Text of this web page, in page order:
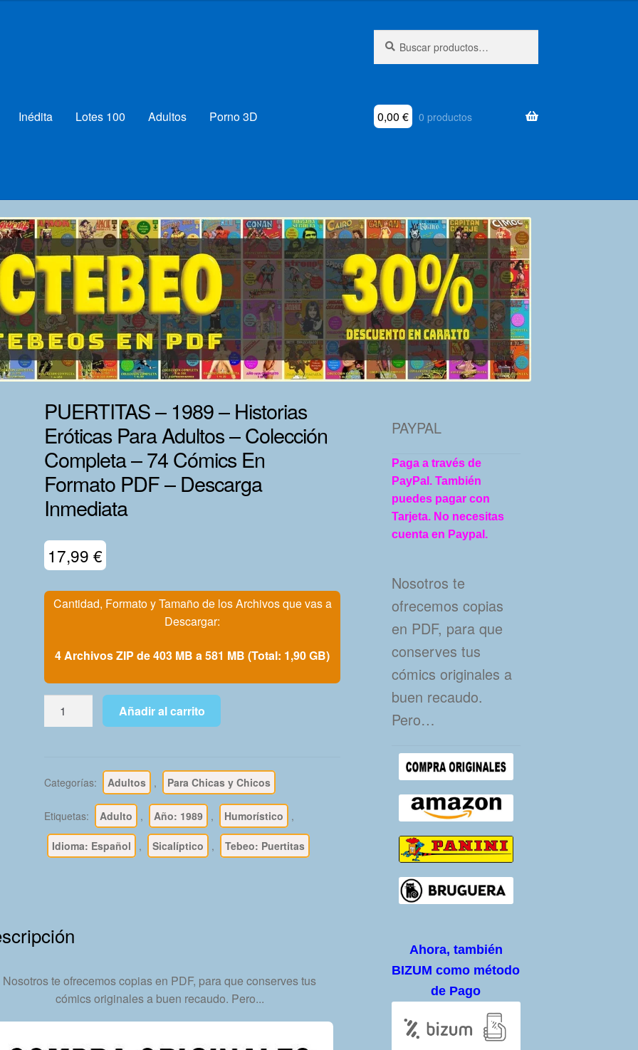
por:
Inédita Lotes 100 Adultos Porno 3D 0,00 € 0 productos
PUERTITAS – 1989 – Historias
Eróticas Para Adultos – Colección
Completa – 74 Cómics En
Formato PDF – Descarga
Inmediata
17,99€
Cantidad, Formato y Tamaño de los Archivos que vas a
Descargar:
4 Archivos ZIP de 403 MB a 581 MB (Total: 1,90 GB)
PUERTITAS
Eróticas
Para
Adultos
Colección
Cómics
PDF
Descarga
Añadir al carrito
Categorías: Adultos , Para Chicas y Chicos
Etiquetas: Adulto , Año: 1989 , Humorístico ,
Idioma: Español , Sicalíptico , Tebeo: Puertitas
Nosotros te ofrecemos copias en PDF, para que conserves tus
cómics originales a buen recaudo. Pero...
PAYPAL
Paga a través de
PayPal. También
puedes pagar con
Tarjeta. No necesitas
cuenta en Paypal.
Nosotros te
ofrecemos copias
en PDF, para que
conserves tus
cómics originales a
buen recaudo.
Pero…
Ahora, también
BIZUM como método
de Pago